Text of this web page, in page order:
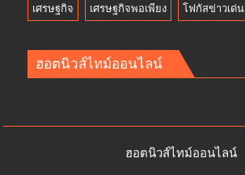
เศรษฐกิจ เศรษฐกิจพอเพียง โฟกัสข่าวเด่น
ฮอตนิวส์ไทม์ออนไลน์
ฮอตนิวส์ไทม์ออนไลน์